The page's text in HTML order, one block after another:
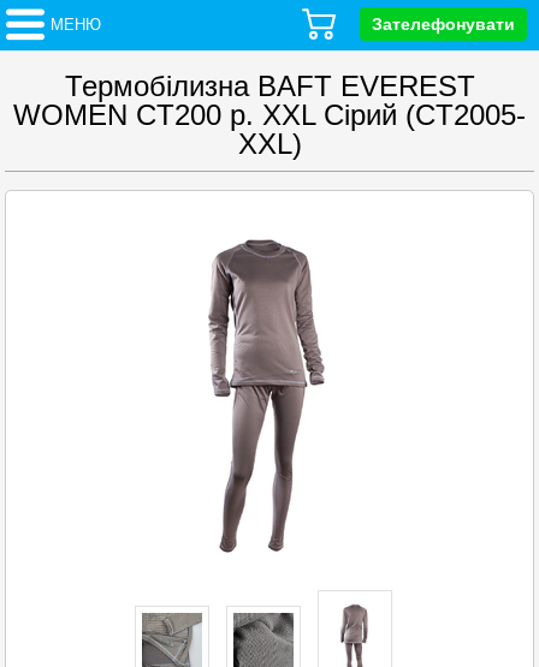
МЕНЮ Зателефонувати
Термобілизна BAFT EVEREST
WOMEN CT200 р. XXL Сірий (CT2005-
XXL)